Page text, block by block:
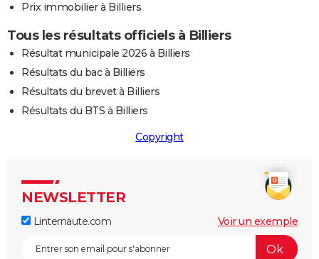
Prix immobilier à Billiers
Tous les résultats officiels à Billiers
Résultat municipale 2026 à Billiers
Résultats du bac à Billiers
Résultats du brevet à Billiers
Résultats du BTS à Billiers
Copyright
NEWSLETTER
Linternaute.com Voir un exemple